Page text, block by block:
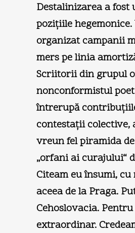
Destalinizarea a
poziţiile
organizat campanii
mers pe linia
Scriitorii din grupul
nonconformistul
întrerupă
contestaţii
vreun fel piramida
„orfani ai curajului“
Citeam eu însumi,
aceea de la Praga.
Cehoslovacia.
extraordinar.